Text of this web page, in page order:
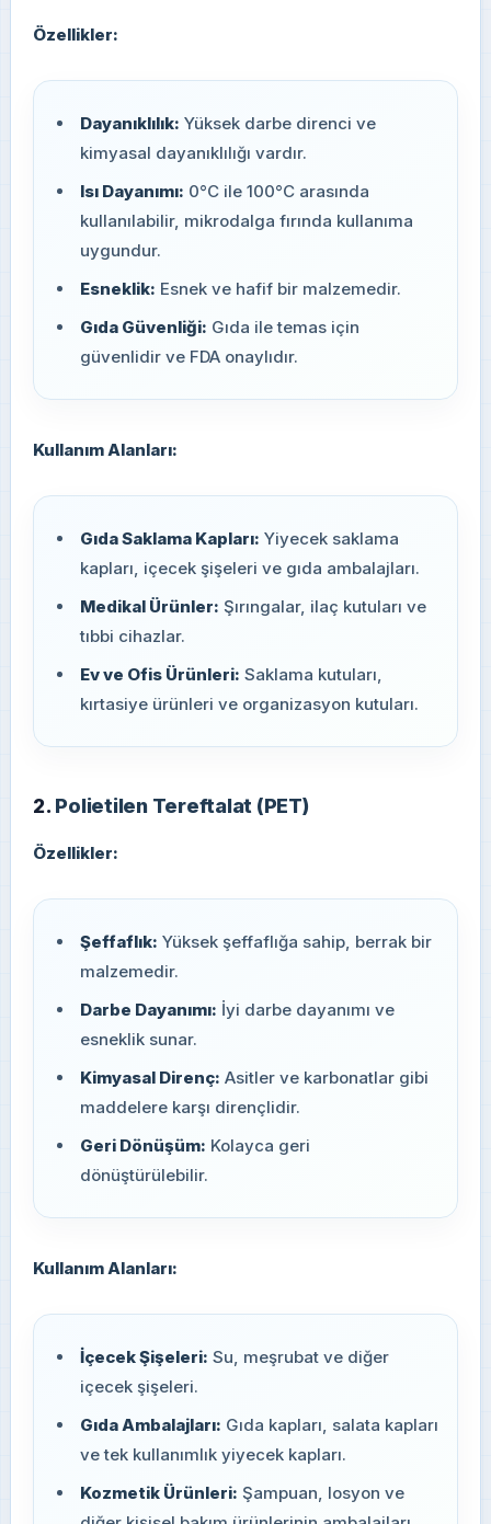
Özellikler:
Dayanıklılık: Yüksek darbe direnci ve
kimyasal dayanıklılığı vardır.
Isı Dayanımı: 0°C ile 100°C arasında
kullanılabilir, mikrodalga fırında kullanıma
uygundur.
Esneklik: Esnek ve hafif bir malzemedir.
Gıda Güvenliği: Gıda ile temas için
güvenlidir ve FDA onaylıdır.
Kullanım Alanları:
Gıda Saklama Kapları: Yiyecek saklama
kapları, içecek şişeleri ve gıda ambalajları.
Medikal Ürünler: Şırıngalar, ilaç kutuları ve
tıbbi cihazlar.
Ev ve Ofis Ürünleri: Saklama kutuları,
kırtasiye ürünleri ve organizasyon kutuları.
2. Polietilen Tereftalat (PET)
Özellikler:
Şeffaflık: Yüksek şeffaflığa sahip, berrak bir
malzemedir.
Darbe Dayanımı: İyi darbe dayanımı ve
esneklik sunar.
Kimyasal Direnç: Asitler ve karbonatlar gibi
maddelere karşı dirençlidir.
Geri Dönüşüm: Kolayca geri
dönüştürülebilir.
Kullanım Alanları:
İçecek Şişeleri: Su, meşrubat ve diğer
içecek şişeleri.
Gıda Ambalajları: Gıda kapları, salata kapları
ve tek kullanımlık yiyecek kapları.
Kozmetik Ürünleri: Şampuan, losyon ve